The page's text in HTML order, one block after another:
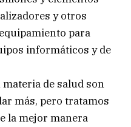
y otros
para
informáticos y de
materia de salud son
más, pero tratamos
la mejor manera